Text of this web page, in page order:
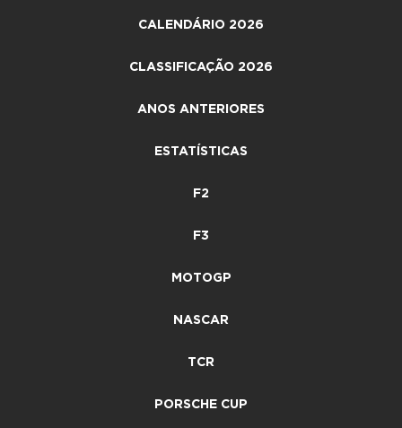
CALENDÁRIO 2026
CLASSIFICAÇÃO 2026
ANOS ANTERIORES
ESTATÍSTICAS
F2
F3
MOTOGP
NASCAR
TCR
PORSCHE CUP